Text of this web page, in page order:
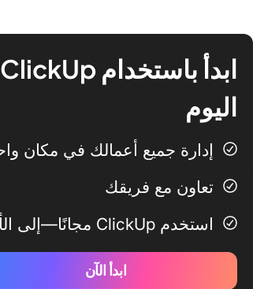
ابدأ باستخدام ClickUp
اليوم
إدارة جميع أعمالك في مكان
تعاون مع فريقك
استخدم ClickUp مجانًا—إلى الأبد
ابدأ الآن